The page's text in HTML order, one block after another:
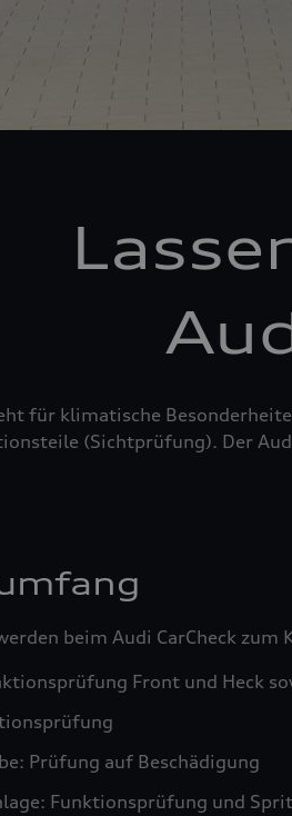
für klimatische
(Sichtprüfung). Der
beim Audi CarCheck
Front und Heck
Prüfung auf Beschädigung
Funktionsprüfung und